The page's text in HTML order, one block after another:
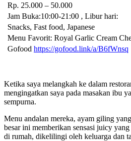
Rp. 25.000 – 50.000
Jam Buka:10:00-21:00 , Libur hari:
Snacks, Fast food, Japanese
Menu Favorit: Royal Garlic Cream
Gofood https://gofood.link/a/B6fWnsq
Ketika saya melangkah ke dalam
mengingatkan saya pada masakan ibu
sempurna.
Menu andalan mereka, ayam giling
besar ini memberikan sensasi juicy
di rumah, dikelilingi oleh keluarga dan